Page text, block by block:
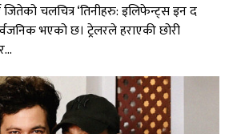
जितेको चलचित्र ‘तिनीहरु: इलिफेन्ट्स इन द
भएको छ। ट्रेलरले हराएकी छोरी